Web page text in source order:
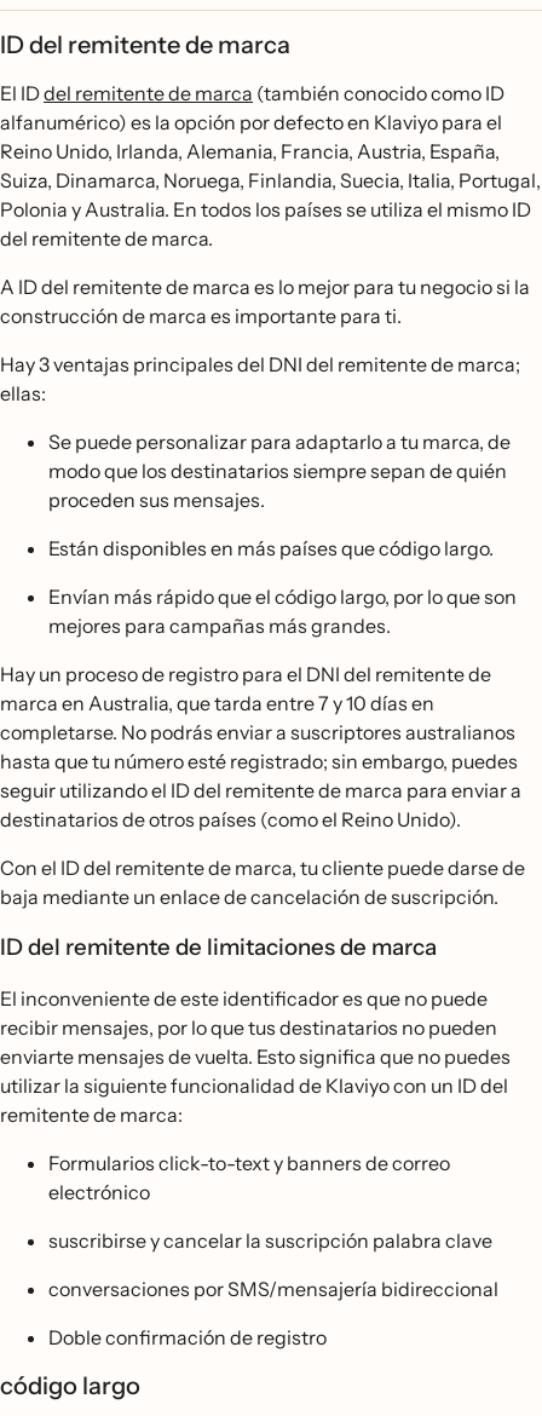
ID del remitente de marca
El IDdel remitente de marca (también conocido como ID
alfanumérico) es la opción por defecto en Klaviyo para el
Reino Unido, Irlanda, Alemania, Francia, Austria, España,
Suiza, Dinamarca, Noruega, Finlandia, Suecia, Italia, Portugal,
Polonia y Australia. En todos los países se utiliza el mismo ID
del remitente de marca.
A ID del remitente de marca es lo mejor para tu negocio si la
construcción de marca es importante para ti.
Hay 3 ventajas principales del DNI del remitente de marca;
ellas:
Se puede personalizar para adaptarlo a tu marca, de
modo que los destinatarios siempre sepan de quién
proceden sus mensajes.
Están disponibles en más países que código largo.
Envían más rápido que el código largo, por lo que son
mejores para campañas más grandes.
Hay un proceso de registro para el DNI del remitente de
marca en Australia, que tarda entre 7 y 10 días en
completarse. No podrás enviar a suscriptores australianos
hasta que tu número esté registrado; sin embargo, puedes
seguir utilizando el ID del remitente de marca para enviar a
destinatarios de otros países (como el Reino Unido).
Con el ID del remitente de marca, tu cliente puede darse de
baja mediante un enlace de cancelación de suscripción.
ID del remitente de limitaciones de marca
El inconveniente de este identificador es que no puede
recibir mensajes, por lo que tus destinatarios no pueden
enviarte mensajes de vuelta. Esto significa que no puedes
utilizar la siguiente funcionalidad de Klaviyo con un ID del
remitente de marca:
Formularios click-to-text y banners de correo
electrónico
suscribirse y cancelar la suscripción palabra clave
conversaciones por SMS/mensajería bidireccional
Doble confirmación de registro
código largo